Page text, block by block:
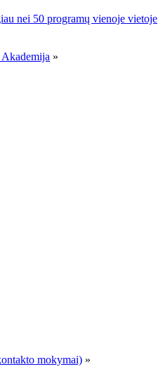
nei 50 programų vienoje vietoje
»
mokymai) »